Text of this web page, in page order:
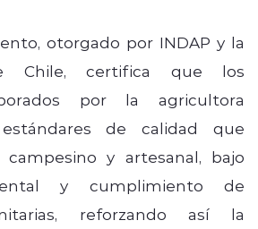
otorgado por INDAP y la
Chile, certifica que los
por la agricultora
de calidad que
y artesanal, bajo
y cumplimiento de
reforzando así la